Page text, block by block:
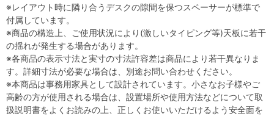
※レイアウト時に隣り合うデスクの隙間を保つスペーサーが標準で
付属しています。
※商品の構造上、ご使用状況により(激しいタイピング等)天板に若干
の揺れが発生する場合があります。
※各商品の表示寸法と実寸の寸法許容差は商品により若干異なりま
す。詳細寸法が必要な場合は、別途お問い合わせください。
※本商品は事務用家具として設計されています。小さなお子様やご
高齢の方が使用される場合は、設置場所や使用方法などについて取
扱説明書をよくお読みの上、正しくお使いいただけるよう安全面を